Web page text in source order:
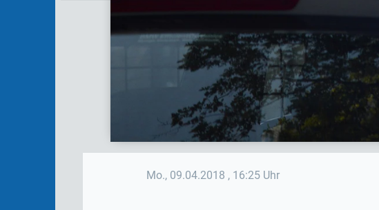
Mo., 09.04.2018 , 16:25 Uhr